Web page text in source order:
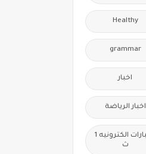
Healthy
grammar
اخبار
اخبار الرياضة
اختبارات الكترونيه 1
ث